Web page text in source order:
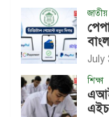
জাতীয়
July
শিক্ষা